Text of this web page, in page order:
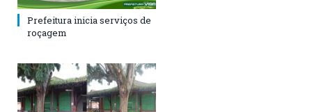
Prefeitura inicia serviços de
roçagem